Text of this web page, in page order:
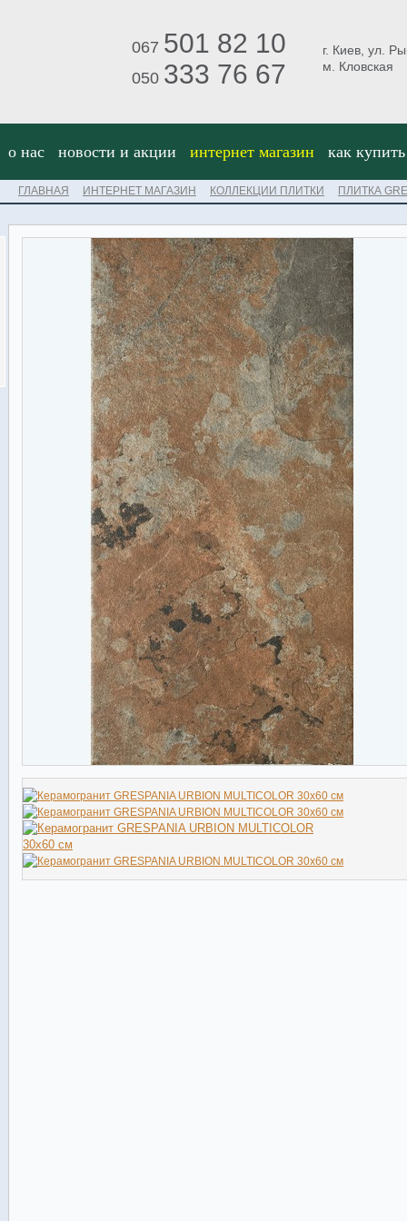
067 501 82 10
050 333 76 67
г. Киев, ул.
м. Кловская
о нас новости и акции интернет магазин как купить
ГЛАВНАЯ ИНТЕРНЕТ МАГАЗИН КОЛЛЕКЦИИ ПЛИТКИ ПЛИТКА